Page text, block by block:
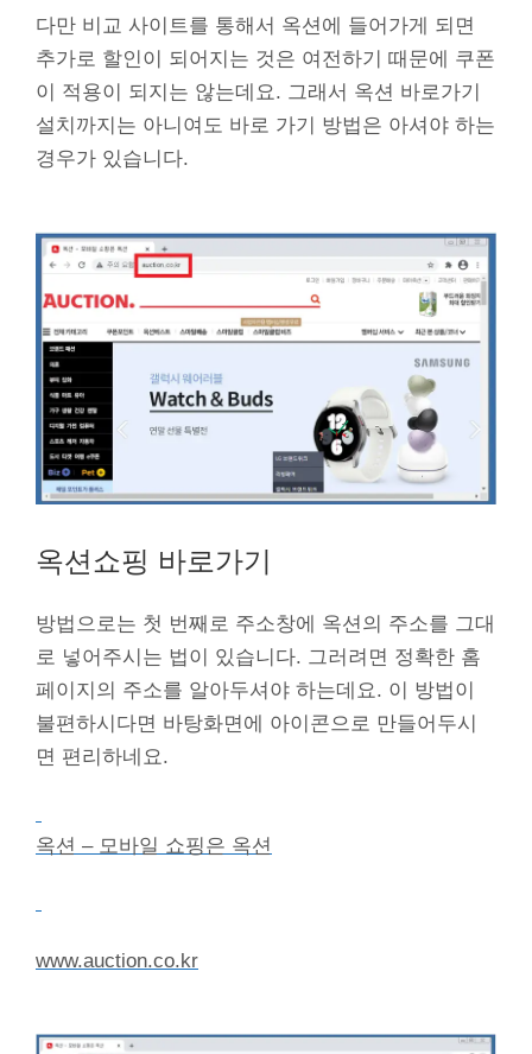
다만 비교 사이트를 통해서 옥션에 들어가게 되면
추가로 할인이 되어지는 것은 여전하기 때문에 쿠폰
이 적용이 되지는 않는데요. 그래서 옥션 바로가기
설치까지는 아니여도 바로 가기 방법은 아셔야 하는
경우가 있습니다.
옥션쇼핑 바로가기
방법으로는 첫 번째로 주소창에 옥션의 주소를 그대
로 넣어주시는 법이 있습니다. 그러려면 정확한 홈
페이지의 주소를 알아두셔야 하는데요. 이 방법이
불편하시다면 바탕화면에 아이콘으로 만들어두시
면 편리하네요.
옥션 – 모바일 쇼핑은 옥션
www.auction.co.kr